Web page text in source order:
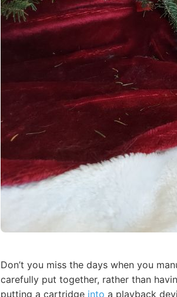
Don’t you miss the days when you
carefully put together, rather than
putting a cartridge into a playback